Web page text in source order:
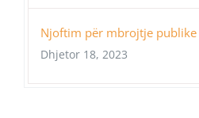
Njoftim për mbrojtje publike
Dhjetor 18, 2023